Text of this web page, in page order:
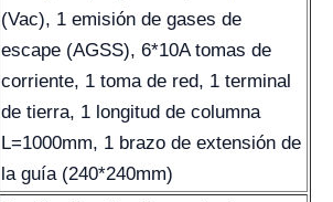
(Vac), 1 emisión de gases de
escape (AGSS), 6*10A tomas de
corriente, 1 toma de red, 1 terminal
de tierra, 1 longitud de columna
L=1000mm, 1 brazo de extensión de
la guía (240*240mm)